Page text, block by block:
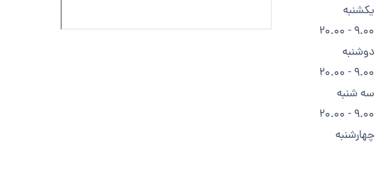
یکشنبه
9.00 - 20.00
دوشنبه
9.00 - 20.00
سه شنبه
9.00 - 20.00
چهارشنبه